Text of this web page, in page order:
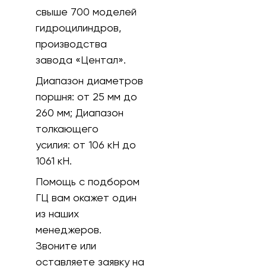
свыше 700 моделей
гидроцилиндров,
производства
завода «Центал».
Диапазон диаметров
поршня:от 25 мм до
260 мм; Диапазон
толкающего
усилия:от 106 кH до
1061 кН.
Помощь с подбором
ГЦ вам окажет один
из наших
менеджеров.
Звоните или
оставляете заявку на